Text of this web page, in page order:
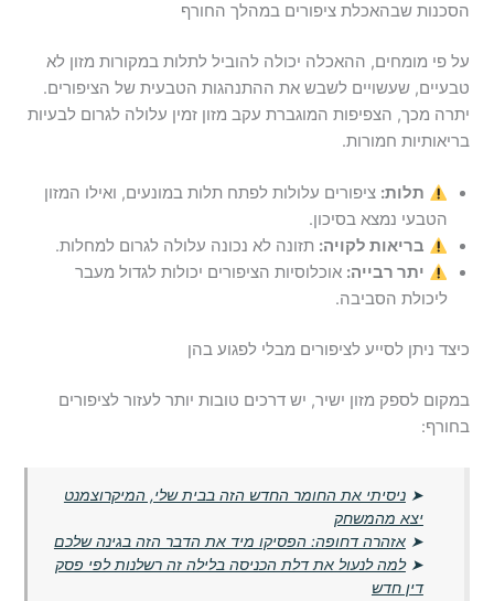
הסכנות שבהאכלת ציפורים במהלך החורף
על פי מומחים, ההאכלה יכולה להוביל לתלות במקורות מזון לא
טבעיים, שעשויים לשבש את ההתנהגות הטבעית של הציפורים.
יתרה מכך, הצפיפות המוגברת עקב מזון זמין עלולה לגרום לבעיות
בריאותיות חמורות.
תלות: ציפורים עלולות לפתח תלות במונעים, ואילו המזון
הטבעי נמצא בסיכון.
בריאות לקויה: תזונה לא נכונה עלולה לגרום למחלות.
יתר רבייה: אוכלוסיות הציפורים יכולות לגדול מעבר
ליכולת הסביבה.
כיצד ניתן לסייע לציפורים מבלי לפגוע בהן
במקום לספק מזון ישיר, יש דרכים טובות יותר לעזור לציפורים
בחורף:
➤ניסיתי את החומר החדש הזה בבית שלי, המיקרוצמנט
יצא מהמשחק
➤אזהרה דחופה: הפסיקו מיד את הדבר הזה בגינה שלכם
➤למה לנעול את דלת הכניסה בלילה זה רשלנות לפי פסק
דין חדש